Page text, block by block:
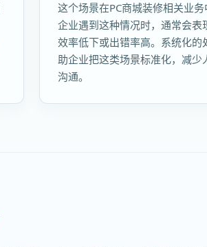
这个场景在PC商城装修相关业
企业遇到这种情况时，通常会表
效率低下或出错率高。系统化的
助企业把这类场景标准化，减少
沟通。